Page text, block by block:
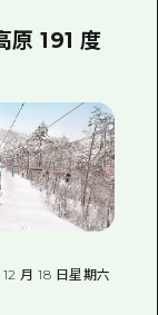
原 191 度
月 18 日星期六